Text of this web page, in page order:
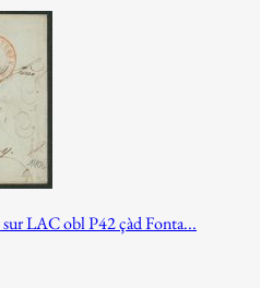
LAC obl P42 çàd Fonta...